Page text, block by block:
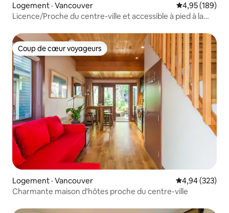
Logement · Vancouver Note
4,95 (189)
Licence/Proche du centre-ville et accessible à pied à la
Coup de cœur voyageurs
Coup de cœur voyageurs
Logement · Vancouver Note
4,94 (323)
Charmante maison d'hôtes proche du centre-ville